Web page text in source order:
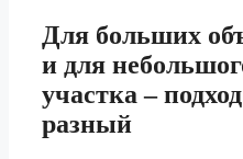
Для больших
и для
участка – подход
разный